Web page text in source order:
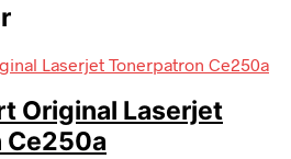
Original Laserjet
Ce250a